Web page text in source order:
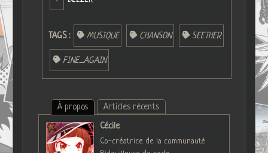
TAGS : MUSIQUE CHANSON SEETHER
FINE_AGAIN
À propos
Articles récents
Cécile
Co-créatrice de la communauté